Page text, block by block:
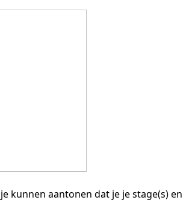
kunnen aantonen dat je je stage(s) en